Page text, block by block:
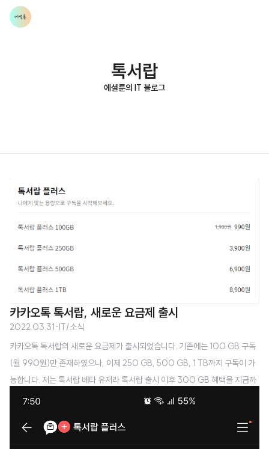
톡서랍
에셜룬의 IT 블로그
카카오톡 톡서랍, 새로운 요금제 출시
2022.03.31 · IT/소식
카카오톡 톡서랍의 새로운 요금제가 출시되었습니다. 기존에는 100 GB 구독
(월 990원)만 존재하였으나, 이제 250 GB, 500 GB, 1 TB까지 구독이 가
능합니다. 저는 톡서랍 베타 유저라 톡서랍 출시 이후 300 GB 혜택을 지금까
지 계속 받고 있어서 딱히 더 높은 요금제로 넘어갈 이유가 없네요. 물론 언제까
uct/DRIVE001/ My 구독 카톡 정기결제 상품을 구독해 보세요. my.kakao.